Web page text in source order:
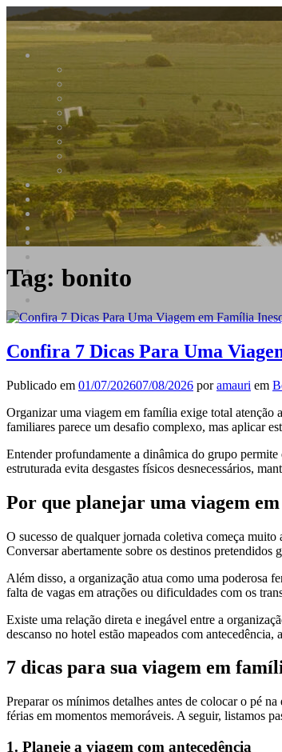
Zagaia Eco Resort
Bonito é estar aqui
Tag: bonito
Confira 7 Dicas Para Uma
Publicado em 01/07/202607/08/2026 por amauri em
Organizar uma viagem em família exige total atenção
familiares parece um desafio complexo, mas aplicar
Entender profundamente a dinâmica do grupo
estruturada evita desgastes físicos desnecessários,
Por que planejar uma viagem
O sucesso de qualquer jornada coletiva começa
Conversar abertamente sobre os destinos
Além disso, a organização atua como uma poderosa
falta de vagas em atrações ou dificuldades com os
Existe uma relação direta e inegável entre a
descanso no hotel estão mapeados com
7 dicas para sua viagem em
Preparar os mínimos detalhes antes de colocar o pé
férias em momentos memoráveis. A seguir, listamos
1. Planeje a viagem com antecedência